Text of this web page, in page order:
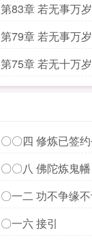
第83章 若无事万
第79章 若无事万
第75章 若无十万
〇〇四 修炼已签
收藏追读投资
〇〇八 佛陀炼鬼幡
〇一二 功不争缘
〇一六 接引